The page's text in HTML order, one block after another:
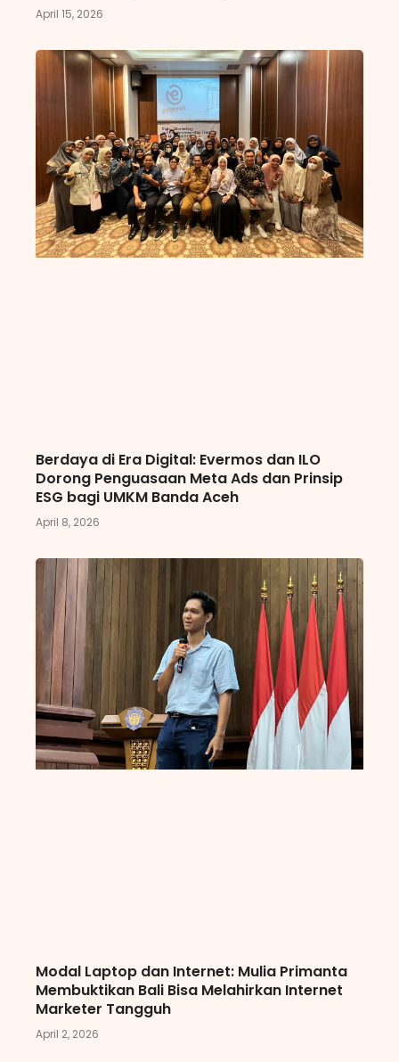
April 15, 2026
Berdaya di Era Digital: Evermos dan ILO
Dorong Penguasaan Meta Ads dan Prinsip
ESG bagi UMKM Banda Aceh
April 8, 2026
Modal Laptop dan Internet: Mulia Primanta
Membuktikan Bali Bisa Melahirkan Internet
Marketer Tangguh
April 2, 2026